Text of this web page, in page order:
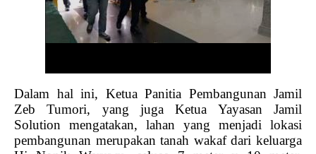
Dalam hal ini, Ketua Panitia Pembangunan Jamil
Zeb Tumori, yang juga Ketua Yayasan Jamil
Solution mengatakan, lahan yang menjadi lokasi
pembangunan merupakan tanah wakaf dari keluarga